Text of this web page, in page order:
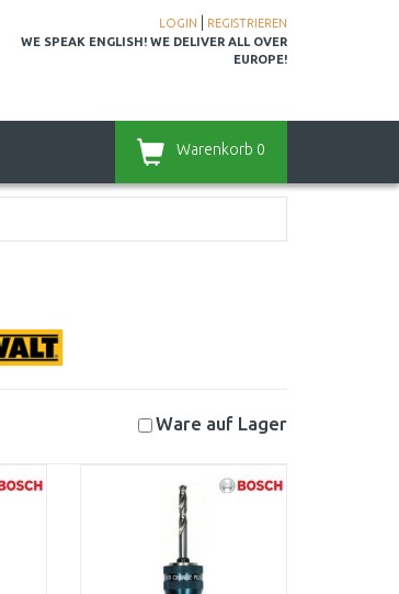
LOGIN
REGISTRIEREN
WE SPEAK ENGLISH! WE DELIVER ALL OVER
EUROPE!
Warenkorb 0
Ware auf Lager